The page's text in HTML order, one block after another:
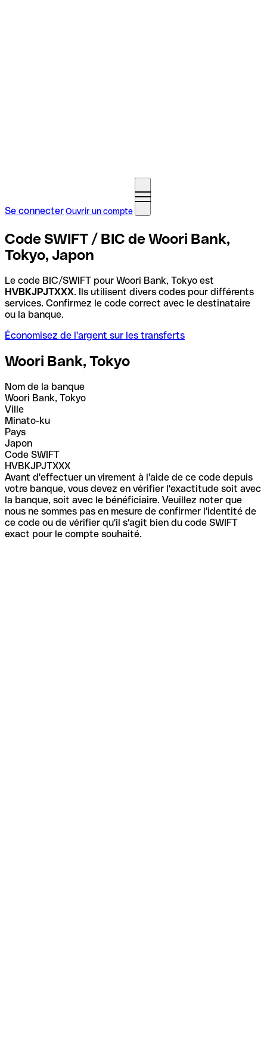
Se connecterOuvrir un compte
Code SWIFT / BIC de Woori Bank,
Tokyo, Japon
Le code BIC/SWIFT pour Woori Bank, Tokyo est
HVBKJPJTXXX. Ils utilisent divers codes pour différents
services. Confirmez le code correct avec le destinataire
ou la banque.
Économisez de l'argent sur les transferts
Woori Bank, Tokyo
Nom de la banque
Woori Bank, Tokyo
Ville
Minato-ku
Pays
Japon
Code SWIFT
HVBKJPJTXXX
Avant d'effectuer un virement à l'aide de ce code depuis
votre banque, vous devez en vérifier l'exactitude soit avec
la banque, soit avec le bénéficiaire. Veuillez noter que
nous ne sommes pas en mesure de confirmer l'identité de
ce code ou de vérifier qu'il s'agit bien du code SWIFT
exact pour le compte souhaité.